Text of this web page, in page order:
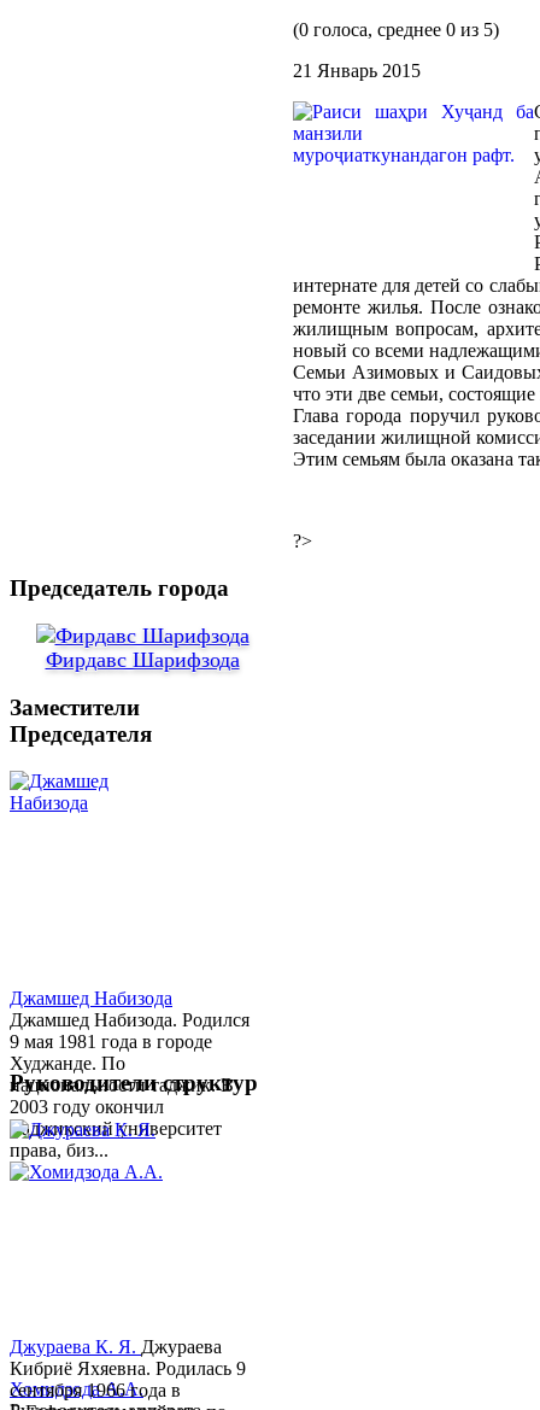
(0 голоса, среднее 0 из 5)
21 Январь 2015
интернате для детей со
ремонте жилья. После
жилищным вопросам,
новый со всеми
Семьи Азимовых и
что эти две семьи,
Глава города поручил
заседании жилищной
Этим семьям была оказана
?>
Председатель города
Фирдавс Шарифзода
Заместители
Председателя
Джамшед Набизода
Джамшед Набизода. Родился
9 мая 1981 года в городе
Худжанде. По
национальности таджик. В
2003 году окончил
Таджикский университет
права, биз...
Хомидзода А.А.
Руководители структур
Джураева К. Я. Джураева
Кибриё Яхяевна. Родилась 9
сентября 1966 года в